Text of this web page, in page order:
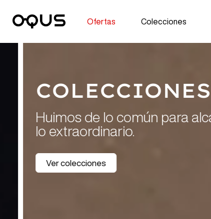
Ofertas Colecciones
COLECCIONES
Huimos de lo común para
lo extraordinario.
Ver colecciones